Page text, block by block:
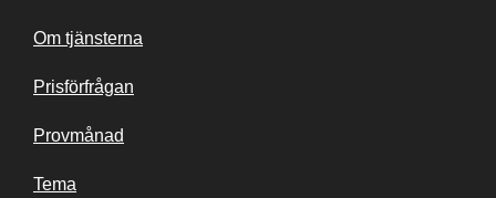
Om tjänsterna
Prisförfrågan
Provmånad
Tema